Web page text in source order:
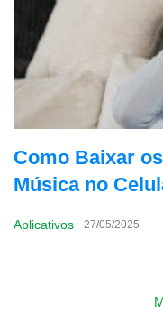
Como Baixar
Música no
Aplicativos - 27/05/2025